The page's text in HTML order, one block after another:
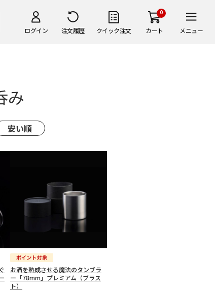
ログイン 注文履歴 クイック注文
0
カート メニュー
み
安い順
お酒を熟成させる魔法のタンブラ
ー「78mm」プレミアム（ブラス
ト）